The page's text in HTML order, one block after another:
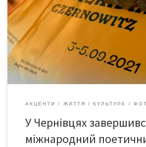
читання, публічні дискусії, презентації
музичні та театральні заходи, показ
«Україна очима світу» – фокусна тема
фестивалю. Фестиваль відбувається за
Українського культурного фонду та інших
про перший […]
АКЦЕНТИ ЖИТТЯ КУЛЬТУРА
У Чернівцях
міжнародний